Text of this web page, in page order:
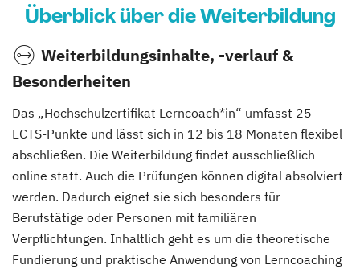
Überblick über die Weiterbildung
Weiterbildungsinhalte, -verlauf &
Besonderheiten
Das „Hochschulzertifikat Lerncoach*in“ umfasst 25
ECTS-Punkte und lässt sich in 12 bis 18 Monaten flexibel
abschließen. Die Weiterbildung findet ausschließlich
online statt. Auch die Prüfungen können digital absolviert
werden. Dadurch eignet sie sich besonders für
Berufstätige oder Personen mit familiären
Verpflichtungen. Inhaltlich geht es um die theoretische
Fundierung und praktische Anwendung von Lerncoaching